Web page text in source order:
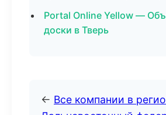
Portal Online Yellow —
доски в Тверь
← Все компании в